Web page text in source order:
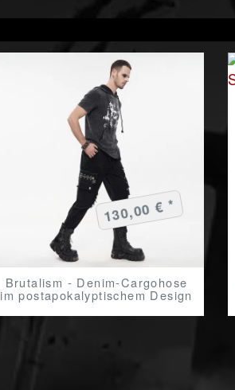
Brutalism - Denim-Cargohose
im postapokalyptischem Design
130,00 € *